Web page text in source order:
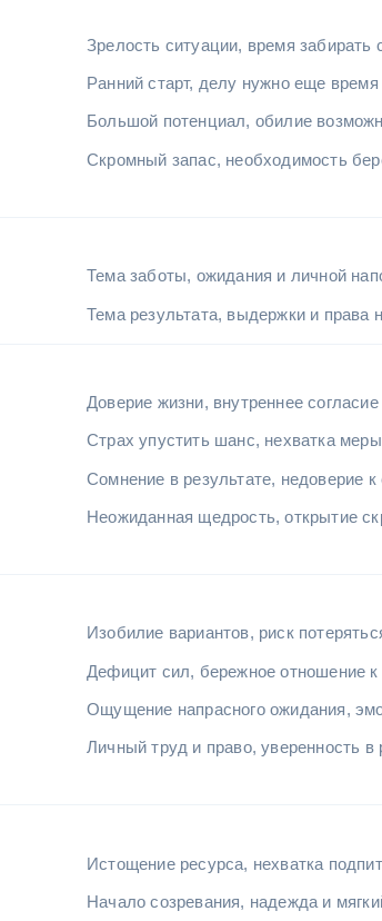
Зрелость ситуации, время забирать
Ранний старт, делу нужно еще время
Большой потенциал, обилие
Скромный запас, необходимость
Тема заботы, ожидания и личной
Тема результата, выдержки и права
Доверие жизни, внутреннее
Страх упустить шанс, нехватка меры
Сомнение в результате, недоверие к
Неожиданная щедрость, открытие
Изобилие вариантов, риск
Дефицит сил, бережное отношение к
Ощущение напрасного ожидания,
Личный труд и право, уверенность в
Истощение ресурса, нехватка
Начало созревания, надежда и